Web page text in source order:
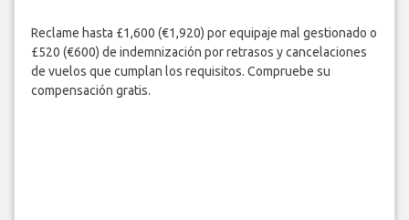
Reclame hasta £1,600 (€1,920) por equipaje mal gestionado o
£520 (€600) de indemnización por retrasos y cancelaciones
de vuelos que cumplan los requisitos. Compruebe su
compensación gratis.